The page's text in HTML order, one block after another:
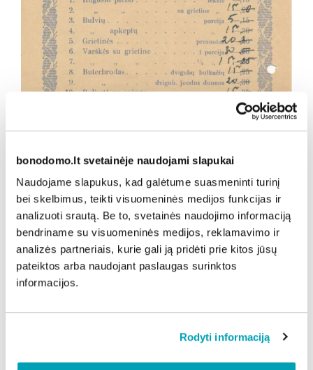
bonodomo.lt svetainėje naudojami slapukai
Naudojame slapukus, kad galėtume suasmeninti turinį
bei skelbimus, teikti visuomeninės medijos funkcijas ir
analizuoti srautą. Be to, svetainės naudojimo informaciją
bendriname su visuomeninės medijos, reklamavimo ir
analizės partneriais, kurie gali ją pridėti prie kitos jūsų
pateiktos arba naudojant paslaugas surinktos
informacijos.
Rodyti informaciją